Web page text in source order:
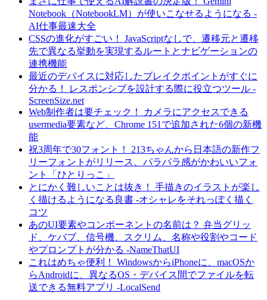
Notebook（NotebookLM）が使いこなせるようになる -
AI仕事最速大全
CSSの進化がすごい！ JavaScriptなしで、遷移元と遷移
先で異なる挙動を実現するルートとナビゲーションの
連携機能
最近のデバイスに対応したブレイクポイントがすぐに
分かる！ レスポンシブを設計する際に役立つツール -
ScreenSize.net
Web制作者は要チェック！ カメラにアクセスできる
usermedia要素など、Chrome 151で追加された6個の新機
能
祝3周年で30フォント！ 213ちゃんから日本語の新作フ
リーフォントがリリース、パラパラ感がかわいいフォ
ント「ひとりっこ」
とにかく難しいことは抜き！ 手描きのイラストが楽し
く描けるようになる良書 -オシャレをそれっぽく描く
コツ
あのUI要素やコンポーネントの名前は？ 弁当グリッ
ド、ケバブ、信号機、スクリム、名称や役割やコード
やプロンプトが分かる -NameThatUI
これはめちゃ便利！ WindowsからiPhoneに、macOSか
らAndroidに、異なるOS・デバイス間でファイルを転
送できる無料アプリ -LocalSend